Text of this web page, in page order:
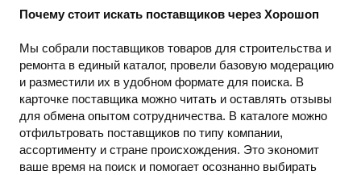
Почему стоит искать поставщиков через Хорошоп
Мы собрали поставщиков товаров для строительства и
ремонта в единый каталог, провели базовую модерацию
и разместили их в удобном формате для поиска. В
карточке поставщика можно читать и оставлять отзывы
для обмена опытом сотрудничества. В каталоге можно
отфильтровать поставщиков по типу компании,
ассортименту и стране происхождения. Это экономит
ваше время на поиск и помогает осознанно выбирать